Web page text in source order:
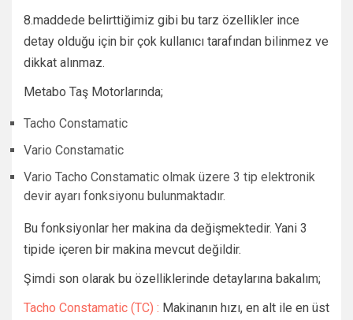
8.maddede belirttiğimiz gibi bu tarz özellikler ince
detay olduğu için bir çok kullanıcı tarafından bilinmez ve
dikkat alınmaz.
Metabo Taş Motorlarında;
Tacho Constamatic
Vario Constamatic
Vario Tacho Constamatic olmak üzere 3 tip elektronik
devir ayarı fonksiyonu bulunmaktadır.
Bu fonksiyonlar her makina da değişmektedir. Yani 3
tipide içeren bir makina mevcut değildir.
Şimdi son olarak bu özelliklerinde detaylarına bakalım;
Tacho Constamatic (TC) : Makinanın hızı, en alt ile en üst